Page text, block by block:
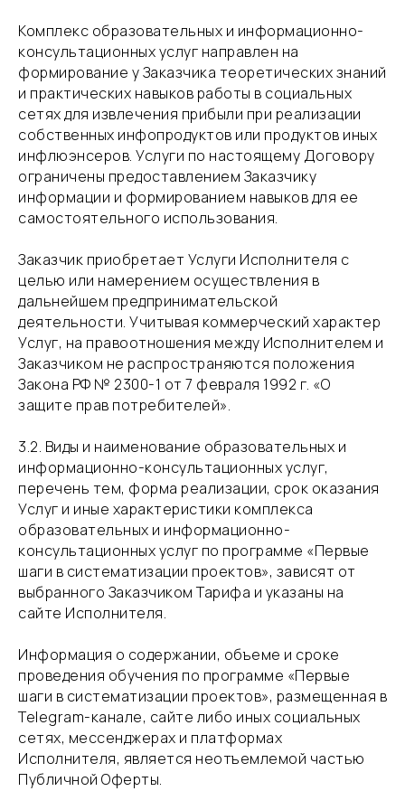
​Комплекс образовательных и информационно-
консультационных услуг направлен на
формирование у Заказчика теоретических знаний
и практических навыков работы в социальных
сетях для извлечения прибыли при реализации
собственных инфопродуктов или продуктов иных
инфлюэнсеров. Услуги по настоящему Договору
ограничены предоставлением Заказчику
информации и формированием навыков для ее
самостоятельного использования.
​Заказчик приобретает Услуги Исполнителя с
целью или намерением осуществления в
дальнейшем предпринимательской
деятельности. Учитывая коммерческий характер
Услуг, на правоотношения между Исполнителем и
Заказчиком не распространяются положения
Закона РФ № 2300-1 от 7 февраля 1992 г. «О
защите прав потребителей».
​3.2. Виды и наименование образовательных и
информационно-консультационных услуг,
перечень тем, форма реализации, срок оказания
Услуг и иные характеристики комплекса
образовательных и информационно-
консультационных услуг по программе «Первые
шаги в систематизации проектов», зависят от
выбранного Заказчиком Тарифа и указаны на
сайте Исполнителя.
​Информация о содержании, объеме и сроке
проведения обучения по программе «Первые
шаги в систематизации проектов», размещенная в
Telegram-канале, сайте либо иных социальных
сетях, мессенджерах и платформах
Исполнителя, является неотъемлемой частью
Публичной Оферты.